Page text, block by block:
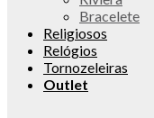
Bracelete
Religiosos
Relógios
Tornozeleiras
Outlet